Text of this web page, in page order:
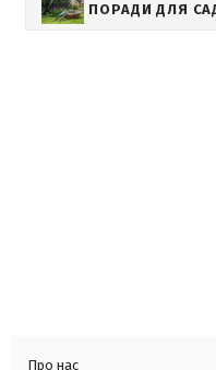
ПОРАДИ ДЛЯ
Про нас